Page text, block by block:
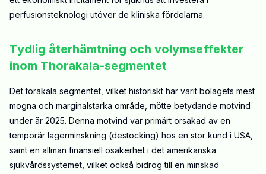
perfusionsteknologi utöver de kliniska fördelarna.
Tydlig återhämtning och volymseffekter
inom Thorakala-segmentet
Det torakala segmentet, vilket historiskt har varit bolagets mest
mogna och marginalstarka område, mötte betydande motvind
under år 2025. Denna motvind var primärt orsakad av en
temporär lagerminskning (destocking) hos en stor kund i USA,
samt en allmän finansiell osäkerhet i det amerikanska
sjukvårdssystemet, vilket också bidrog till en minskad